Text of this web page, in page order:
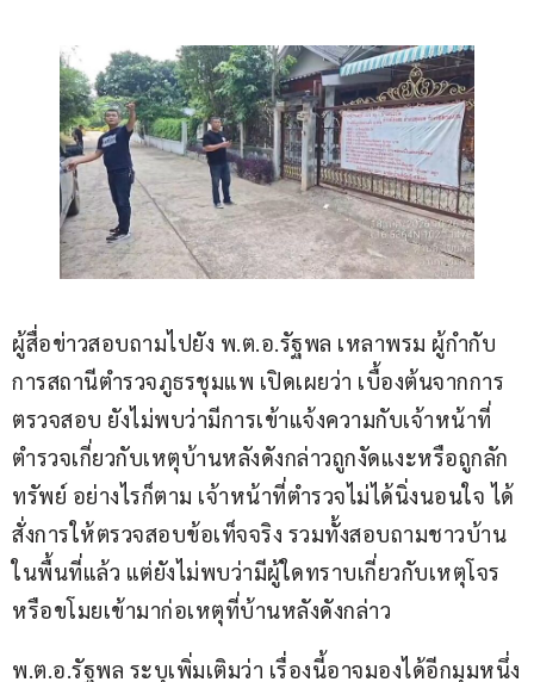
ผู้สื่อข่าวสอบถามไปยัง พ.ต.อ.รัฐพล เหลาพรม ผู้กำกับ
การสถานีตำรวจภูธรชุมแพ เปิดเผยว่า เบื้องต้นจากการ
ตรวจสอบ ยังไม่พบว่ามีการเข้าแจ้งความกับเจ้าหน้าที่
ตำรวจเกี่ยวกับเหตุบ้านหลังดังกล่าวถูกงัดแงะหรือถูกลัก
ทรัพย์ อย่างไรก็ตาม เจ้าหน้าที่ตำรวจไม่ได้นิ่งนอนใจ ได้
สั่งการให้ตรวจสอบข้อเท็จจริง รวมทั้งสอบถามชาวบ้าน
ในพื้นที่แล้ว แต่ยังไม่พบว่ามีผู้ใดทราบเกี่ยวกับเหตุโจร
หรือขโมยเข้ามาก่อเหตุที่บ้านหลังดังกล่าว
พ.ต.อ.รัฐพล ระบุเพิ่มเติมว่า เรื่องนี้อาจมองได้อีกมุมหนึ่ง